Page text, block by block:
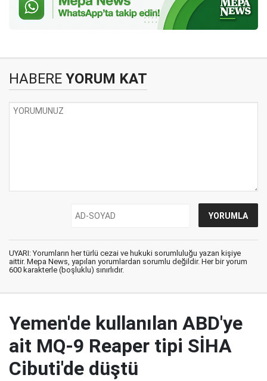
HABERE YORUM KAT
UYARI: Yorumların her türlü cezai ve hukuki sorumluluğu yazan kişiye
aittir. Mepa News, yapılan yorumlardan sorumlu değildir. Her bir yorum
600 karakterle (boşluklu) sınırlıdır.
Yemen'de kullanılan ABD'ye
ait MQ-9 Reaper tipi SİHA
Cibuti'de düştü